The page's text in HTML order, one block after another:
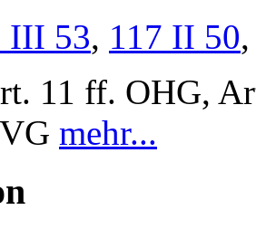
III 53, 117 II 50
11 ff. OHG,
mehr...